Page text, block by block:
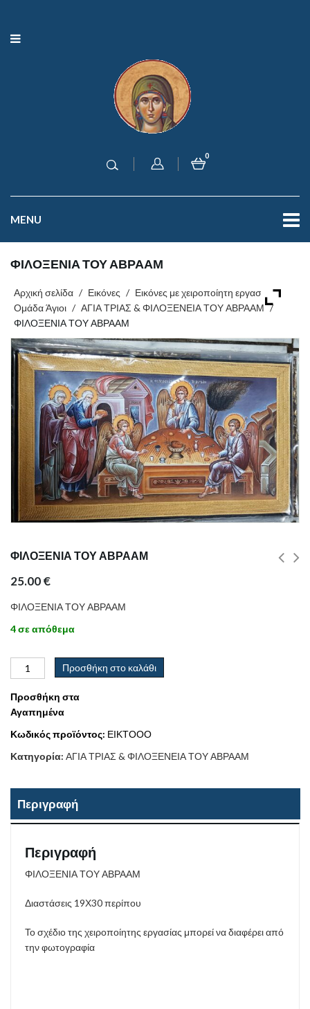
0
MENU
ΦΙΛΟΞΕΝΙΑ ΤΟΥ ΑΒΡΑΑΜ
Αρχική σελίδα / Εικόνες / Εικόνες με χειροποίητη εργασία
/
Ομάδα Άγιοι / ΑΓΙΑ ΤΡΙΑΣ & ΦΙΛΟΞΕΝΕΙΑ ΤΟΥ ΑΒΡΑΑΜ /
ΦΙΛΟΞΕΝΙΑ ΤΟΥ ΑΒΡΑΑΜ
ΦΙΛΟΞΕΝΙΑ ΤΟΥ ΑΒΡΑΑΜ
25.00€
ΦΙΛΟΞΕΝΙΑ ΤΟΥ ΑΒΡΑΑΜ
4 σε απόθεμα
Προσθήκη στο καλάθι
Προσθήκη στα
Αγαπημένα
Κωδικός προϊόντος: ΕΙΚΤΟΟΟ
Κατηγορία: ΑΓΙΑ ΤΡΙΑΣ & ΦΙΛΟΞΕΝΕΙΑ ΤΟΥ ΑΒΡΑΑΜ
Περιγραφή
Περιγραφή
ΦΙΛΟΞΕΝΙΑ ΤΟΥ ΑΒΡΑΑΜ
Διαστάσεις 19Χ30 περίπου
Το σχέδιο της χειροποίητης εργασίας μπορεί να διαφέρει από
την φωτογραφία